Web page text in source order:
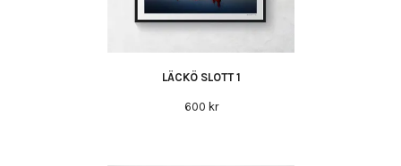
LÄCKÖ SLOTT 1
600 kr